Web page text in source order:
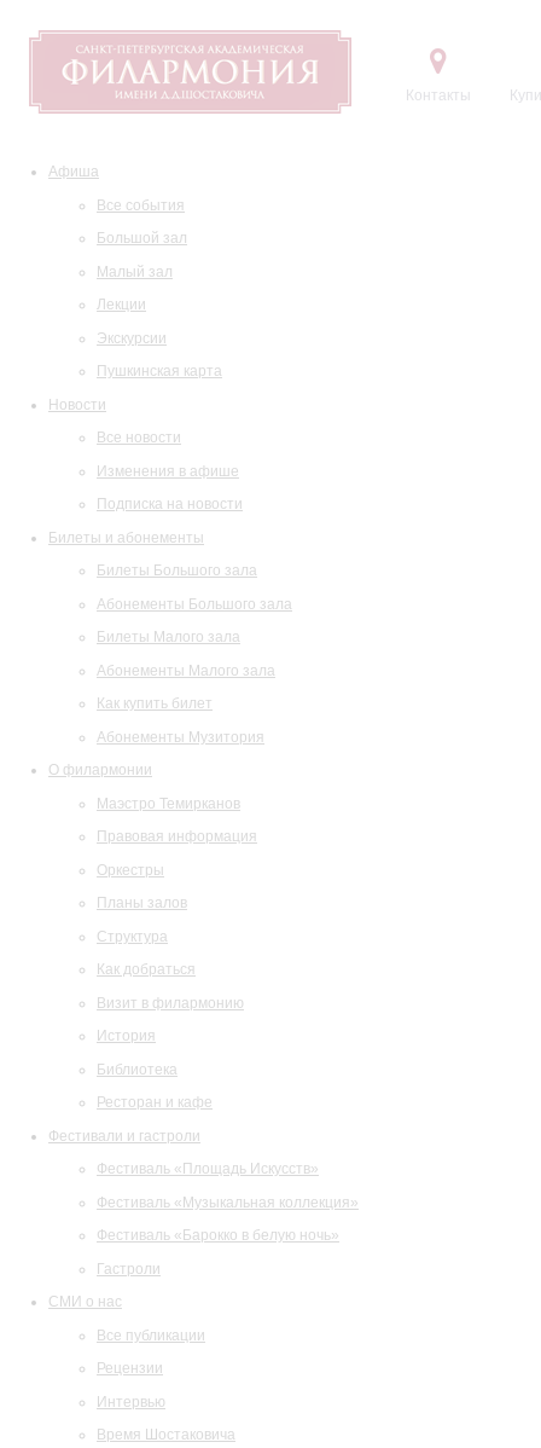
Контакты
Афиша
Все события
Большой зал
Малый зал
Лекции
Экскурсии
Пушкинская карта
Новости
Все новости
Изменения в афише
Подписка на новости
Билеты и абонементы
Билеты Большого зала
Абонементы Большого зала
Билеты Малого зала
Абонементы Малого зала
Как купить билет
Абонементы Музитория
О филармонии
Маэстро Темирканов
Правовая информация
Оркестры
Планы залов
Структура
Как добраться
Визит в филармонию
История
Библиотека
Ресторан и кафе
Фестивали и гастроли
Фестиваль «Площадь Искусств»
Фестиваль «Музыкальная коллекция»
Фестиваль «Барокко в белую ночь»
Гастроли
СМИ о нас
Все публикации
Рецензии
Интервью
Время Шостаковича